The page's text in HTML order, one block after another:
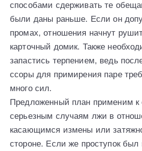
способами сдерживать те
были даны раньше. Если он
промах, отношения начнут
карточный домик. Также
запастись терпением, ведь
ссоры для примирения паре
много сил.
Предложенный план применим
серьезным случаям лжи в
касающимся измены или
стороне. Если же проступок был